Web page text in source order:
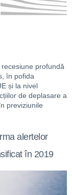
profundă
în pofida
și la nivel
de deplasare a
previziunile
alertelor
în 2019